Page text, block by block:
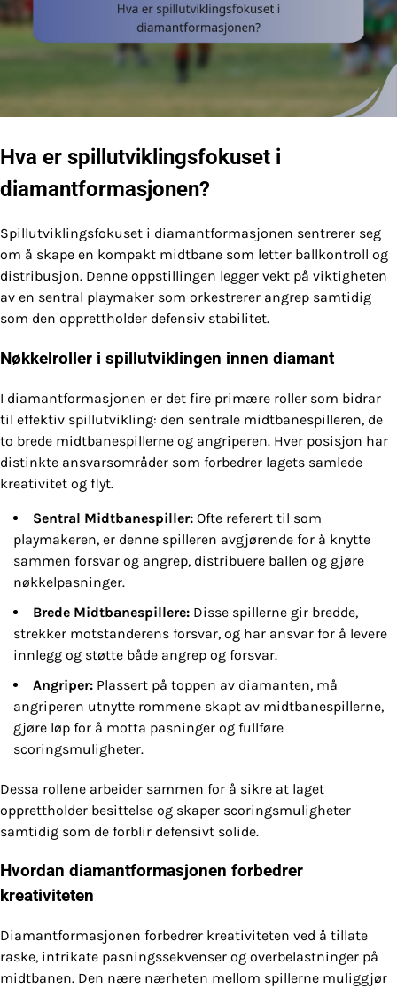
Hva er spillutviklingsfokuset i
diamantformasjonen?
Spillutviklingsfokuset i diamantformasjonen sentrerer seg
om å skape en kompakt midtbane som letter ballkontroll og
distribusjon. Denne oppstillingen legger vekt på viktigheten
av en sentral playmaker som orkestrerer angrep samtidig
som den opprettholder defensiv stabilitet.
Nøkkelroller i spillutviklingen innen diamant
I diamantformasjonen er det fire primære roller som bidrar
til effektiv spillutvikling: den sentrale midtbanespilleren, de
to brede midtbanespillerne og angriperen. Hver posisjon har
distinkte ansvarsområder som forbedrer lagets samlede
kreativitet og flyt.
Sentral Midtbanespiller: Ofte referert til som
playmakeren, er denne spilleren avgjørende for å knytte
sammen forsvar og angrep, distribuere ballen og gjøre
nøkkelpasninger.
Brede Midtbanespillere: Disse spillerne gir bredde,
strekker motstanderens forsvar, og har ansvar for å levere
innlegg og støtte både angrep og forsvar.
Angriper: Plassert på toppen av diamanten, må
angriperen utnytte rommene skapt av midtbanespillerne,
gjøre løp for å motta pasninger og fullføre
scoringsmuligheter.
Dessa rollene arbeider sammen for å sikre at laget
opprettholder besittelse og skaper scoringsmuligheter
samtidig som de forblir defensivt solide.
Hvordan diamantformasjonen forbedrer
kreativiteten
Diamantformasjonen forbedrer kreativiteten ved å tillate
raske, intrikate pasningssekvenser og overbelastninger på
midtbanen. Den nære nærheten mellom spillerne muliggjør